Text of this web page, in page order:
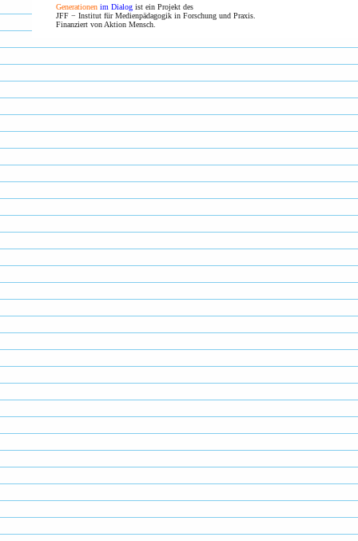
Generationen im Dialog ist ein Projekt des
JFF − Institut für Medienpädagogik in Forschung und Praxis.
Finanziert von Aktion Mensch.